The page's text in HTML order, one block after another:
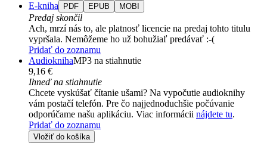
E-kniha PDF EPUB MOBI
Predaj skončil
Ach, mrzí nás to, ale platnosť licencie na predaj tohto titulu
vypršala. Nemôžeme ho už bohužiaľ predávať :-(
Pridať do zoznamu
AudioknihaMP3 na stiahnutie
9,16 €
Ihneď na stiahnutie
Chcete vyskúšať čítanie ušami? Na vypočutie audioknihy
vám postačí telefón. Pre čo najjednoduchšie počúvanie
odporúčame našu aplikáciu. Viac informácii nájdete tu.
Pridať do zoznamu
Vložiť do košíka